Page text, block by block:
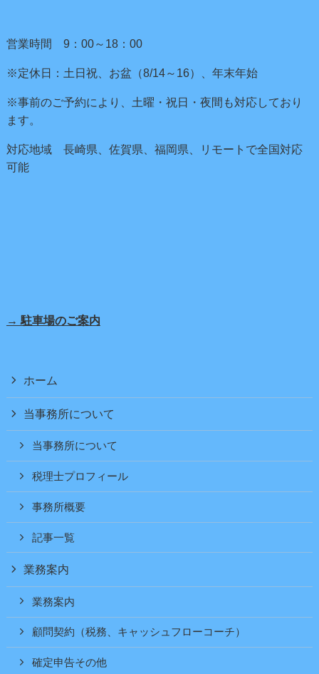
営業時間 9：00～18：00
※定休日：土日祝、お盆（8/14～16）、年末年始
※事前のご予約により、土曜・祝日・夜間も対応しており
ます。
対応地域 長崎県、佐賀県、福岡県、リモートで全国対応
可能
→ 駐車場のご案内
ホーム
当事務所について
当事務所について
税理士プロフィール
事務所概要
記事一覧
業務案内
業務案内
顧問契約（税務、キャッシュフローコーチ）
確定申告その他